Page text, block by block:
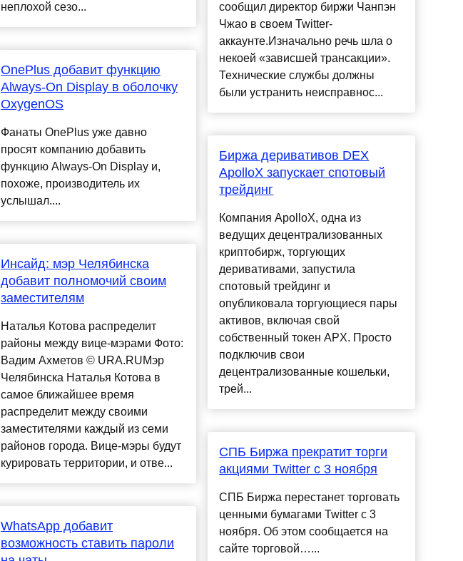
неплохой сезо...
OnePlus добавит функцию
Always-On Display в оболочку
OxygenOS
Фанаты OnePlus уже давно
просят компанию добавить
функцию Always-On Display и,
похоже, производитель их
услышал....
Инсайд: мэр Челябинска
добавит полномочий своим
заместителям
Наталья Котова распределит
районы между вице-мэрами Фото:
Вадим Ахметов © URA.RUМэр
Челябинска Наталья Котова в
самое ближайшее время
распределит между своими
заместителями каждый из семи
районов города. Вице-мэры будут
курировать территории, и отве...
WhatsApp добавит
возможность ставить пароли
сообщил директор биржи Чанпэн
Чжао в своем Twitter-
аккаунте.Изначально речь шла о
некоей «зависшей трансакции».
Технические службы должны
были устранить неисправнос...
Биржа деривативов DEX
ApolloX запускает спотовый
трейдинг
Компания ApolloX, одна из
ведущих децентрализованных
криптобирж, торгующих
деривативами, запустила
спотовый трейдинг и
опубликовала торгующиеся пары
активов, включая свой
собственный токен APX. Просто
подключив свои
децентрализованные кошельки,
трей...
СПБ Биржа прекратит торги
акциями Twitter с 3 ноября
СПБ Биржа перестанет торговать
ценными бумагами Twitter с 3
ноября. Об этом сообщается на
сайте торговой…...